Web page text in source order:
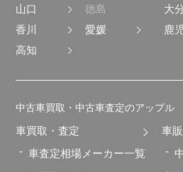
山口
徳島
香川
愛媛
高知
大
鹿
中古車買取・中古車査定のアップル
車買取・査定
車査定相場メーカー一覧
車